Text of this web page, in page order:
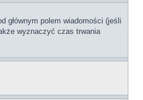
głównym polem wiadomości (jeśli
wyznaczyć czas trwania